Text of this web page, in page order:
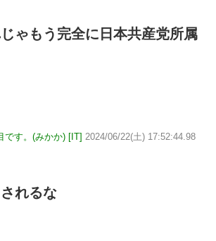
ゃもう完全に日本共産党所属
です。(みかか) [IT] 2024/06/22(土) 17:52:44.98
れるな